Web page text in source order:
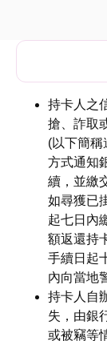
持卡人之
搶、詐取
(以下簡
方式通知
續，並繳
如尋獲已
起七日內
額返還持
手續日起
內向當地
持卡人自
失，由銀
或被竊等